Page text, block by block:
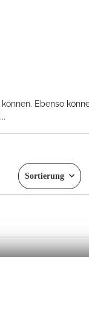
Ebenso
Sortierung